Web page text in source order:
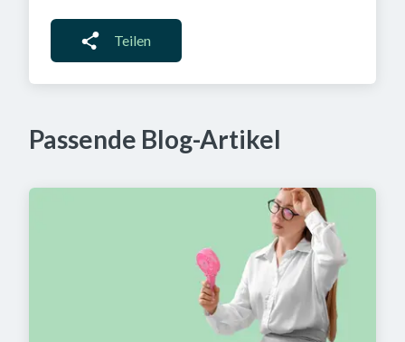
Teilen
Passende Blog-Artikel